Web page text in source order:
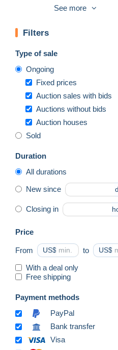
Pithiviers
Puiseaux
Sully sur Loire
Other municipalities
Other & unclassified
See more
Filters
Type of sale
Ongoing
Fixed prices
Auction sales with bids
Auctions without bids
Auction houses
Sold
Duration
All durations
New since
Closing in
Price
From US$ to US$
With a deal only
Free shipping
Payment methods
PayPal
Bank transfer
Visa